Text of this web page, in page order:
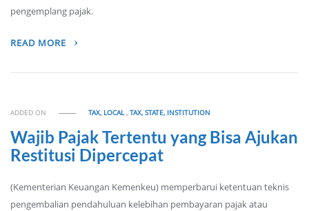
pengemplang pajak.
READ MORE
ADDED ON TAX, LOCAL,TAX, STATE, INSTITUTION
Wajib Pajak Tertentu yang Bisa Ajukan
Restitusi Dipercepat
(Kementerian Keuangan Kemenkeu) memperbarui ketentuan teknis
pengembalian pendahuluan kelebihan pembayaran pajak atau